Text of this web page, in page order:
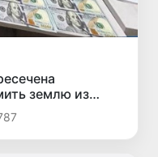
землю из